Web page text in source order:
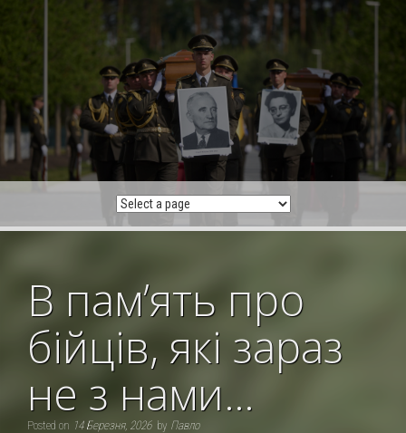
В памʼять про
бійців, які зараз
не з нами…
Posted on 14 Березня, 2026 by Павло